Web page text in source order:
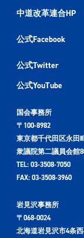
中道改革連合HP
公式Facebook
公式Twitter
公式YouTube
国会事務所
〒100-8982
東京都千代田区永田
衆議院第二議員会館
TEL: 03-3508-7050
FAX: 03-3508-3960
岩見沢事務所
〒068-0024
北海道岩見沢市4条